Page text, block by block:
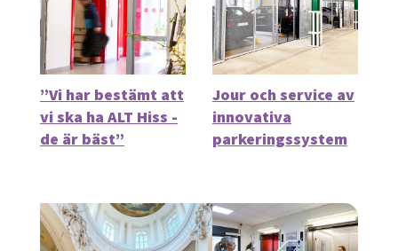
”Vi har bestämt att
vi ska ha ALT Hiss -
de är bäst”
Jour och service av
innovativa
parkeringssystem